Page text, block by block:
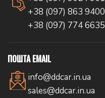
+38 (097) 863 9400
+38 (097) 774 6635
ПОШТА EMAIL
info@ddcar.in.ua
sales@ddcar.in.ua